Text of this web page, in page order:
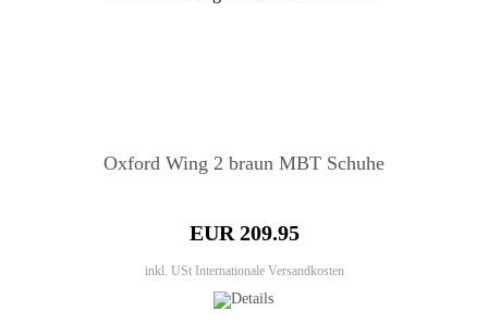
Oxford Wing 2 braun MBT Schuhe
EUR 209.95
inkl. USt Internationale Versandkosten